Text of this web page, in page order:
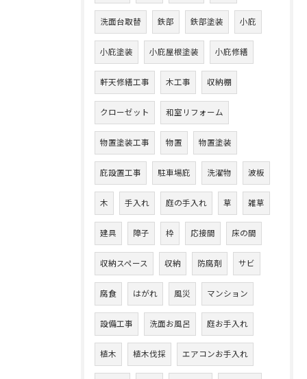
洗面台取替 鉄部 鉄部塗装 小庇
小庇塗装 小庇屋根塗装 小庇修繕
軒天修繕工事 木工事 収納棚
クローゼット 和室リフォーム
物置塗装工事 物置 物置塗装
庇設置工事 駐車場庇 洗濯物 波板
木 手入れ 庭の手入れ 草 雑草
建具 障子 枠 応接間 床の間
収納スペース 収納 防腐剤 サビ
腐食 はがれ 風災 マンション
設備工事 洗面お風呂 庭お手入れ
植木 植木伐採 エアコンお手入れ